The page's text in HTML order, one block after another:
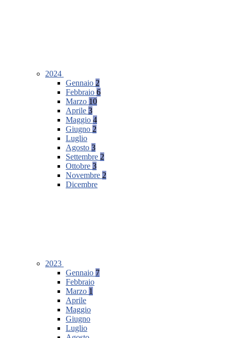
2024
Gennaio 2
Febbraio 6
Marzo 10
Aprile 3
Maggio 4
Giugno 2
Luglio
Agosto 3
Settembre 2
Ottobre 3
Novembre 2
Dicembre
2023
Gennaio 7
Febbraio
Marzo 1
Aprile
Maggio
Giugno
Luglio